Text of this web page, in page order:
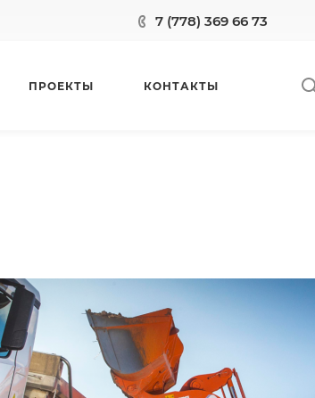
7 (778) 369 66 73
ПРОЕКТЫ КОНТАКТЫ